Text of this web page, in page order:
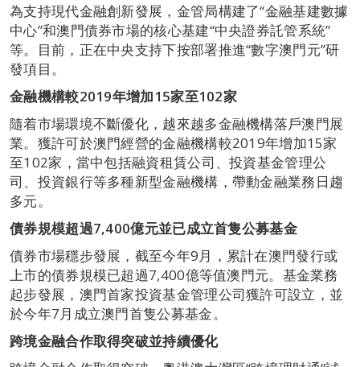
為支持現代金融創新發展，金管局構建了“金融基建數據
中心”和澳門債券市場的核心基建“中央證券託管系統”
等。目前，正在中央支持下按部署推進“數字澳門元”研
發項目。
金融機構較2019年增加15家至102家
隨着市場環境不斷優化，越來越多金融機構落戶澳門展
業。獲許可於澳門經營的金融機構較2019年增加15家
至102家，當中包括融資租賃公司、投資基金管理公
司、投資銀行等多種新型金融機構，帶動金融業務日趨
多元。
債券規模超過7,400億元並已成立首隻公募基金
債券市場穩步發展，截至今年9月，累計在澳門發行或
上市的債券規模已超過7,400億等值澳門元。基金業務
起步發展，澳門首家投資基金管理公司獲許可設立，並
於今年7月成立澳門首隻公募基金。
跨境金融合作取得突破並持續優化